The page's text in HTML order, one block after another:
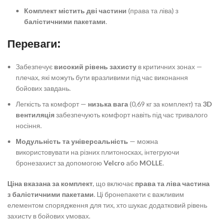
Комплект містить дві частини (права та ліва) з
балістичними пакетами.
Переваги:
Забезпечує високий рівень захисту в критичних зонах —
плечах, які можуть бути вразливими під час виконання
бойових завдань.
Легкість та комфорт — низька вага(0,69 кг за комплект) та 3D
вентиляціязабезпечують комфорт навіть під час тривалого
носіння.
Модульність та універсальність — можна
використовувати на різних плитоносках, інтегруючи
бронезахист за допомогою Velcro або MOLLE.
Ціна вказана за комплект, що включає права та ліва частина
з балістичними пакетами. Ці бронепакети є важливим
елементом спорядження для тих, хто шукає додатковий рівень
захисту в бойових умовах.